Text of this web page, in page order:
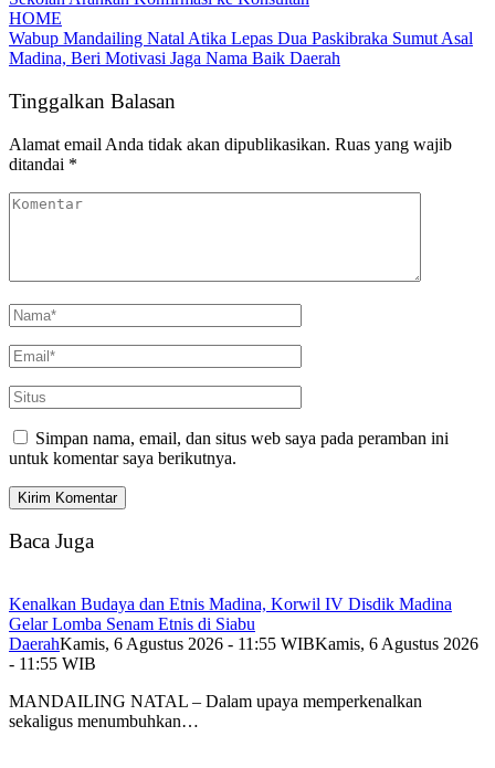
HOME
Wabup Mandailing Natal Atika Lepas Dua Paskibraka Sumut Asal
Madina, Beri Motivasi Jaga Nama Baik Daerah
Tinggalkan Balasan
Alamat email Anda tidak akan dipublikasikan. Ruas yang wajib
ditandai *
Simpan nama, email, dan situs web saya pada peramban ini
untuk komentar saya berikutnya.
Baca Juga
Kenalkan Budaya dan Etnis Madina, Korwil IV Disdik Madina
Gelar Lomba Senam Etnis di Siabu
DaerahKamis, 6 Agustus 2026 - 11:55 WIBKamis, 6 Agustus 2026
- 11:55 WIB
MANDAILING NATAL – Dalam upaya memperkenalkan
sekaligus menumbuhkan…